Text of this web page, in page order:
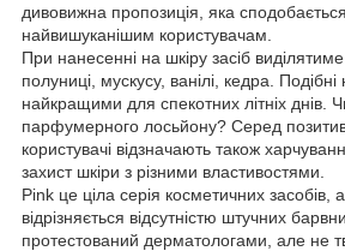
дивовижна пропозиція, яка
найвишуканішим користувачам.
При нанесенні на шкіру засіб виділятиме
полуниці, мускусу, ванілі, кедра.
найкращими для спекотних літніх днів.
парфумерного лосьйону? Серед
користувачі відзначають також
захист шкіри з різними властивостями.
Pink це ціла серія косметичних засобів,
відрізняється відсутністю штучних
протестований дерматологами, але не